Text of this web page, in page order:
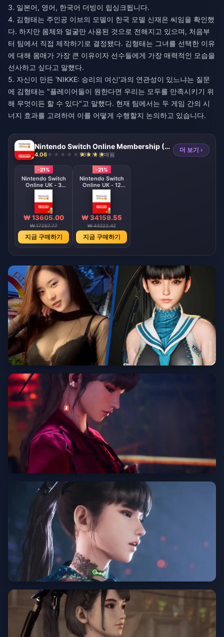
3. 일본어, 영어, 한국어 더빙이 립싱크됩니다.
4. 김형태는 주인공 이브의 모델이 한국 모델 신재은 씨임을 확인했
다. 하지만 몸체와 얼굴만 사용된 것으로 전해지고 있으며, 처음부
터 팀에서 직접 제작하기로 결정됐다. 김형태는 그녀를 선택한 이유
에 대해 몸매가 가장 큰 이유이자 선수들에게 가장 매력적인 모습을
선사하고 싶다고 말했다.
5. 자신이 만든 'NIKKE: 승리의 여신'과의 연관성이 있느냐는 질문
에 김형태는 "플레이어들이 원한다면 우리는 모두를 만족시키기 위
해 무엇이든 할 수 있다"고 말했다. 현재 팀에서는 두 게임 간의 시
너지 효과를 고려하여 이를 어떻게 수행할지 논의하고 있습니다.
Nintendo Switch Online Membership (UK)
4.06 998 개 판매됨
더 보기 ›
-21%
Nintendo Switch
Online UK - 3
Month
Subscription
₩ 13605.00
₩ 17257.77
지금 구매하기
-21%
Nintendo Switch
Online UK - 12
Month
Subscription
₩ 34159.55
₩ 43322.42
지금 구매하기